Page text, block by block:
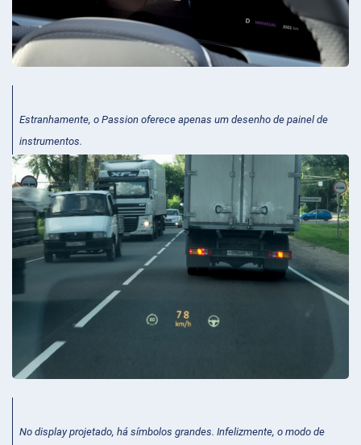
Estranhamente, o Passion oferece apenas um desenho de painel de
instrumentos.
No display projetado, há símbolos grandes. Infelizmente, o modo de